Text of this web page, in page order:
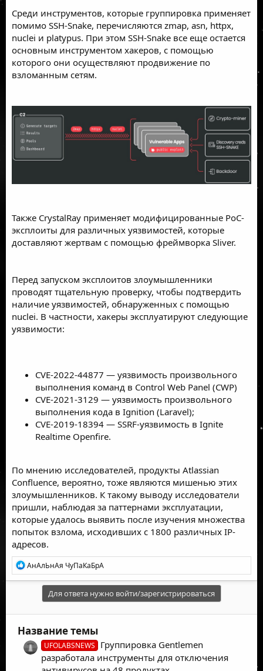
Среди инструментов, которые группировка применяет
помимо SSH-Snake, перечисляются zmap, asn, httpx,
nuclei и platypus. При этом SSH-Snake все еще остается
основным инструментом хакеров, с помощью
которого они осуществляют продвижение по
взломанным сетям.
Также CrystalRay применяет модифицированные PoC-
эксплоиты для различных уязвимостей, которые
доставляют жертвам с помощью фреймворка Sliver.
Перед запуском эксплоитов злоумышленники
проводят тщательную проверку, чтобы подтвердить
наличие уязвимостей, обнаруженных с помощью
nuclei. В частности, хакеры эксплуатируют следующие
уязвимости:
CVE-2022-44877 — уязвимость произвольного
выполнения команд в Control Web Panel (CWP)
CVE-2021-3129 — уязвимость произвольного
выполнения кода в Ignition (Laravel);
CVE-2019-18394 — SSRF-уязвимость в Ignite
Realtime Openfire.
По мнению исследователей, продукты Atlassian
Confluence, вероятно, тоже являются мишенью этих
злоумышленников. К такому выводу исследователи
пришли, наблюдая за паттернами эксплуатации,
которые удалось выявить после изучения множества
попыток взлома, исходивших с 1800 различных IP-
адресов.
Р
е
а
:
АнАлЬнАя ЧуПаКаБрА
Для ответа нужно войти/зарегистрироваться
Название темы
UFOLABSNEWS
Группировка Gentlemen
разработала инструменты для отключения